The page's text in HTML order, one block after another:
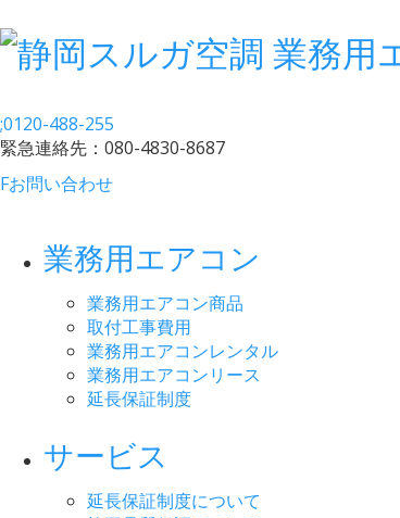
;0120-488-255
緊急連絡先： 080-4830-8687
Fお問い合わせ
業務用エアコン
業務用エアコン商品
取付工事費用
業務用エアコンレンタル
業務用エアコンリース
延長保証制度
サービス
延長保証制度について